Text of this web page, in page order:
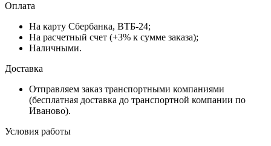
Оплата
На карту Сбербанка, ВТБ-24;
На расчетный счет (+3% к сумме заказа);
Наличными.
Доставка
Отправляем заказ транспортными компаниями
(бесплатная доставка до транспортной компании по
Иваново).
Условия работы